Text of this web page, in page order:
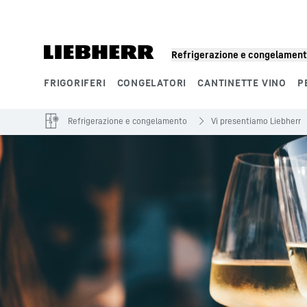
Refrigerazione e
FRIGORIFERI CONGELATORI CANTINETTE VINO
Refrigerazione e congelamento Vi presentiamo Liebherr